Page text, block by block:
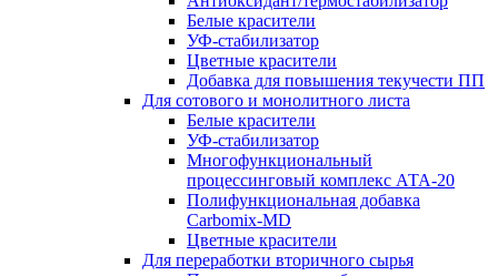
Белые красители
УФ-стабилизатор
Цветные красители
Добавка для повышения текучести ПП
Для сотового и монолитного листа
Белые красители
УФ-стабилизатор
Многофункциональный
процессинговый комплекс АТА-20
Полифункциональная добавка
Carbomix-MD
Цветные красители
Для переработки вторичного сырья